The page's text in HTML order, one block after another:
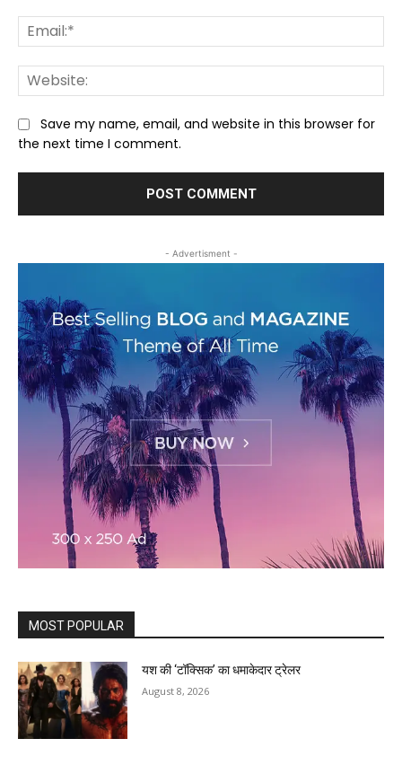
Save my name, email, and website in this browser for
the next time I comment.
- Advertisment -
MOST POPULAR
यश की ‘टॉक्सिक’ का धमाकेदार ट्रेलर
August 8, 2026